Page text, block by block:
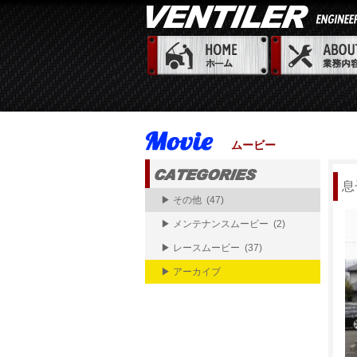
ムービー
▶ その他 (47)
▶ メンテナンスムービー (2)
▶ レースムービー (37)
▶ アーカイブ